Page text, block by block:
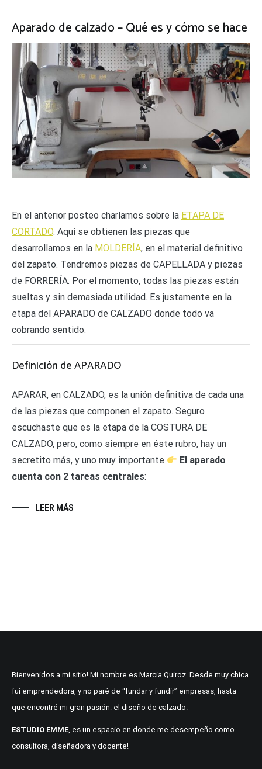
Aparado de calzado – Qué es y cómo se hace
En el anterior posteo charlamos sobre la ETAPA DE
CORTADO. Aquí se obtienen las piezas que
desarrollamos en la MOLDERÍA, en el material definitivo
del zapato. Tendremos piezas de CAPELLADA y piezas
de FORRERÍA. Por el momento, todas las piezas están
sueltas y sin demasiada utilidad. Es justamente en la
etapa del APARADO de CALZADO donde todo va
cobrando sentido.
Definición de APARADO
APARAR, en CALZADO, es la unión definitiva de cada una
de las piezas que componen el zapato. Seguro
escuchaste que es la etapa de la COSTURA DE
CALZADO, pero, como siempre en éste rubro, hay un
secretito más, y uno muy importante
El aparado
cuenta con 2 tareas centrales:
LEER MÁS
Bienvenidos a mi sitio! Mi nombre es Marcia Quiroz. Desde muy chica
fui emprendedora, y no paré de “fundar y fundir” empresas, hasta
que encontré mi gran pasión: el diseño de calzado.
ESTUDIO EMME, es un espacio en donde me desempeño como
consultora, diseñadora y docente!